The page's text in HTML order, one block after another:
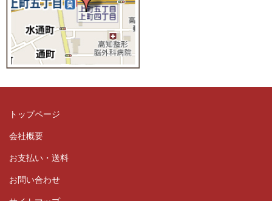
トップページ
会社概要
お支払い・送料
お問い合わせ